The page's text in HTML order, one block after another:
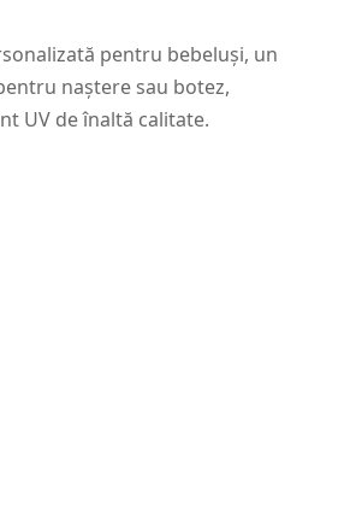
pentru bebeluși, un
naștere sau botez,
UV de înaltă calitate.